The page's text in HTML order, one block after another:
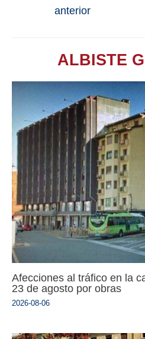
anterior
ALBISTE
Afecciones al tráfico en la
23 de agosto por obras
2026-08-06